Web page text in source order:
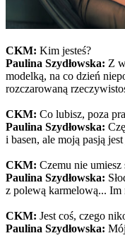
CKM: Kim jesteś?
Paulina Szydłowska: Z
modelką, na co dzień
rozczarowaną
CKM: Co lubisz, poza
Paulina Szydłowska:
i basen, ale moją pasją
CKM: Czemu nie umiesz
Paulina Szydłowska:
z polewą karmelową...
CKM: Jest coś, czego
Paulina Szydłowska: